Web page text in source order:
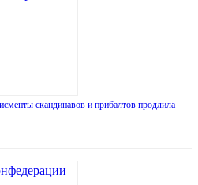
скандинавов и прибалтов продлила